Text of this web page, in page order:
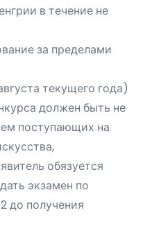
в течение не
за пределами
текущего года)
должен быть не
поступающих на
обязуется
экзамен по
до получения